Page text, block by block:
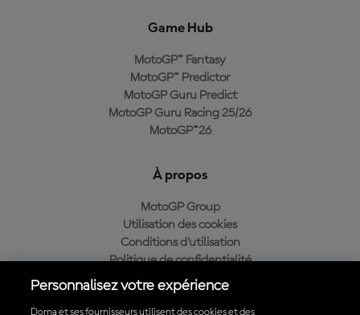
Game Hub
MotoGP™ Fantasy
MotoGP™ Predictor
MotoGP Guru Predict
MotoGP Guru Racing 25/26
MotoGP™26
À propos
MotoGP Group
Utilisation des cookies
Conditions d'utilisation
Politique de confidentialité
Politique d’achat
Personnalisez votre expérience
Dorna et ses fournisseurs utilisent des cookies et des